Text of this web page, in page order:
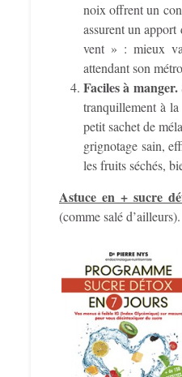
noix offrent un
assurent un
vent » : mieux
attendant son
Faciles à manger.
tranquillement à
petit sachet de
grignotage sain,
les fruits séchés,
Astuce en + sucre
(comme salé d’ailleurs).